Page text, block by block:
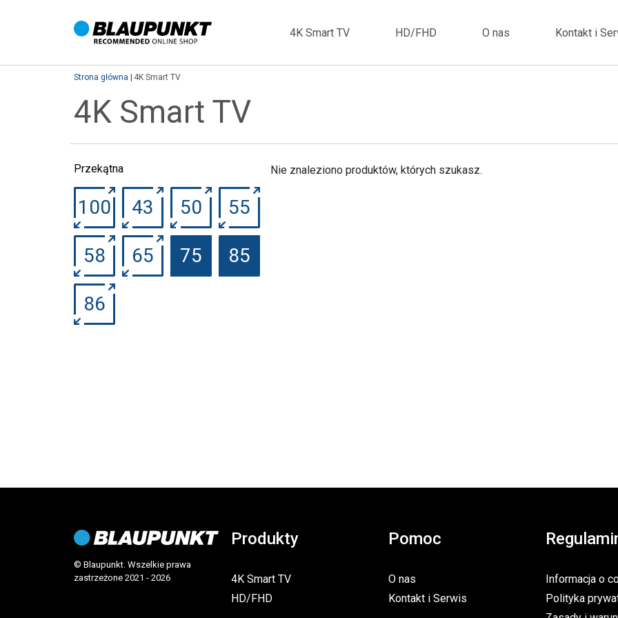
4K Smart TV HD/FHD O nas Kontakt i
Strona główna 4K Smart TV
4K Smart TV
Przekątna
100 43 50 55
58 65 75 85
86
Nie znaleziono produktów, których szukasz.
© Blaupunkt. Wszelkie prawa
zastrzeżone 2021 - 2026
Produkty
4K Smart TV
HD/FHD
Pomoc
O nas
Kontakt i Serwis
Informacja o
Polityka